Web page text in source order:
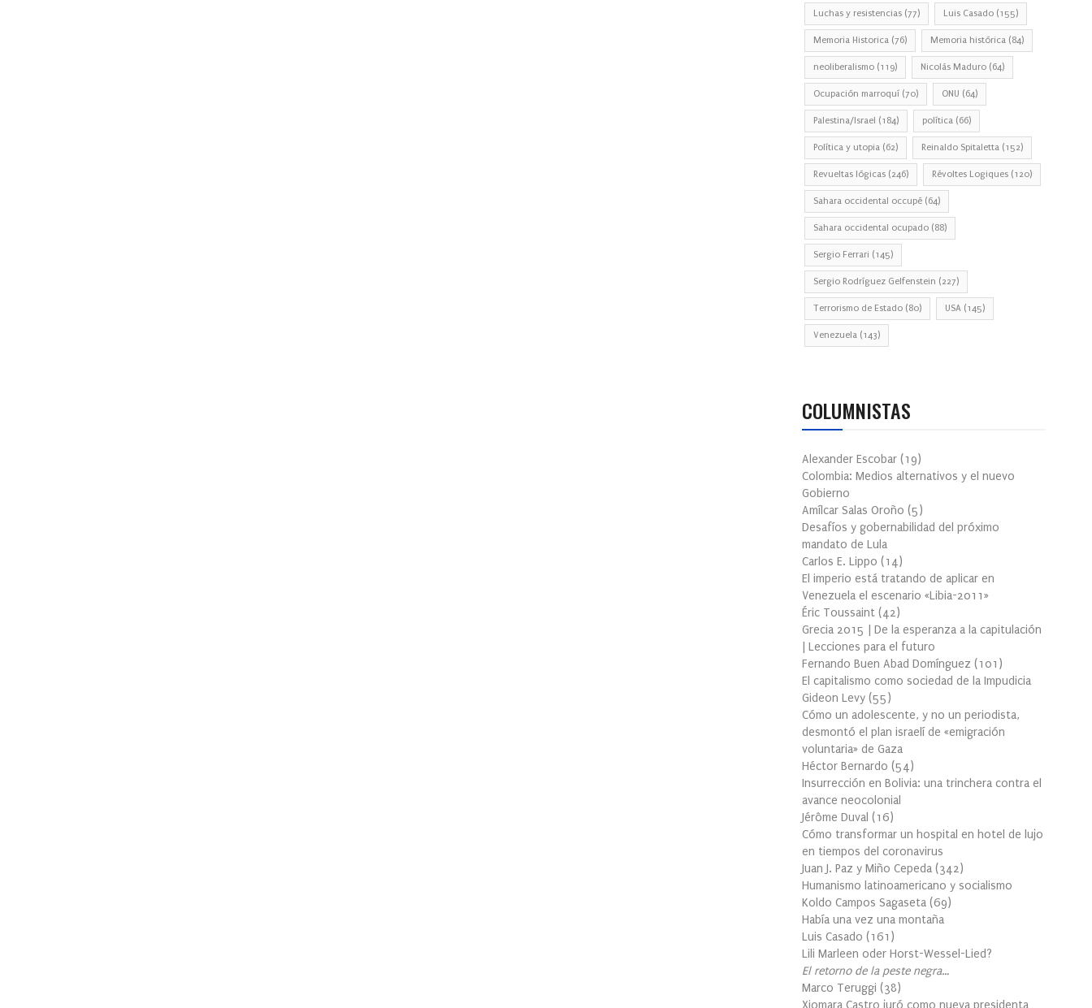
Luchas y resistencias (77) Luis Casado (155)
Memoria Historica (76) Memoria histórica (84)
neoliberalismo (119) Nicolás Maduro (64)
Ocupación marroquí (70) ONU (64)
Palestina/Israel (184) política (66)
Política y utopia (62) Reinaldo Spitaletta (152)
Revueltas lógicas (246) Révoltes Logiques (120)
Sahara occidental occupé (64)
Sahara occidental ocupado (88)
Sergio Ferrari (145)
Sergio Rodríguez Gelfenstein (227)
Terrorismo de Estado (80) USA (145)
Venezuela (143)
COLUMNISTAS
Alexander Escobar (19)
Colombia: Medios alternativos y el nuevo
Gobierno
Amílcar Salas Oroño (5)
Desafíos y gobernabilidad del próximo
mandato de Lula
Carlos E. Lippo (14)
El imperio está tratando de aplicar en
Venezuela el escenario «Libia-2011»
Éric Toussaint (42)
Grecia 2015 | De la esperanza a la capitulación
| Lecciones para el futuro
Fernando Buen Abad Domínguez (101 )
El capitalismo como sociedad de la Impudicia
Gideon Levy (55)
Cómo un adolescente, y no un periodista,
desmontó el plan israelí de «emigración
voluntaria» de Gaza
Héctor Bernardo (54)
Insurrección en Bolivia: una trinchera contra el
avance neocolonial
Jérôme Duval (16)
Cómo transformar un hospital en hotel de lujo
en tiempos del coronavirus
Juan J. Paz y Miño Cepeda (342)
Humanismo latinoamericano y socialismo
Koldo Campos Sagaseta (69)
Había una vez una montaña
Luis Casado (161 )
Lili Marleen oder Horst-Wessel-Lied?
El retorno de la peste negra…
Marco Teruggi (38)